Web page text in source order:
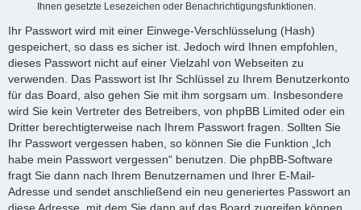
Ihnen gesetzte Lesezeichen oder Benachrichtigungsfunktionen.
Ihr Passwort wird mit einer Einwege-Verschlüsselung (Hash)
gespeichert, so dass es sicher ist. Jedoch wird Ihnen empfohlen,
dieses Passwort nicht auf einer Vielzahl von Webseiten zu
verwenden. Das Passwort ist Ihr Schlüssel zu Ihrem Benutzerkonto
für das Board, also gehen Sie mit ihm sorgsam um. Insbesondere
wird Sie kein Vertreter des Betreibers, von phpBB Limited oder ein
Dritter berechtigterweise nach Ihrem Passwort fragen. Sollten Sie
Ihr Passwort vergessen haben, so können Sie die Funktion „Ich
habe mein Passwort vergessen“ benutzen. Die phpBB-Software
fragt Sie dann nach Ihrem Benutzernamen und Ihrer E-Mail-
Adresse und sendet anschließend ein neu generiertes Passwort an